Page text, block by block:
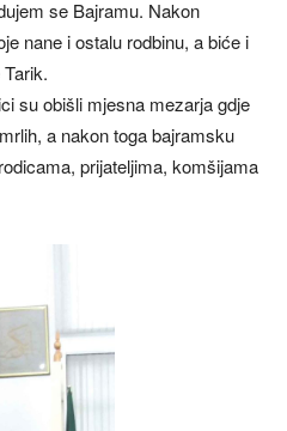
se Bajramu. Nakon
nane i ostalu rodbinu, a biće i
su obišli mjesna mezarja gdje
a nakon toga bajramsku
prijateljima, komšijama